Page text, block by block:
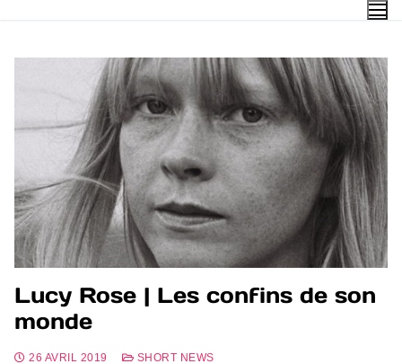
Lucy Rose | Les confins de son
monde
26 AVRIL 2019 SHORT NEWS